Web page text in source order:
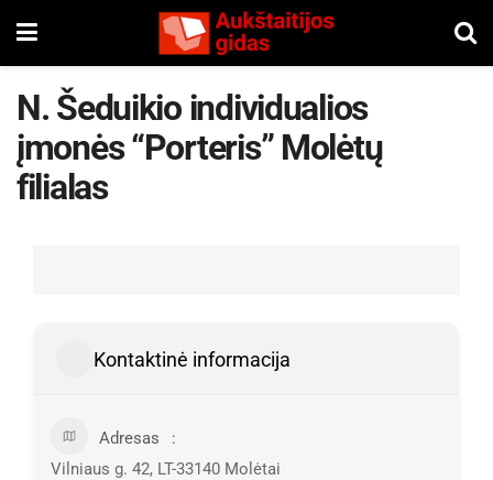
N. Šeduikio individualios
įmonės “Porteris” Molėtų
filialas
Kontaktinė informacija
Adresas
Vilniaus g. 42, LT-33140 Molėtai